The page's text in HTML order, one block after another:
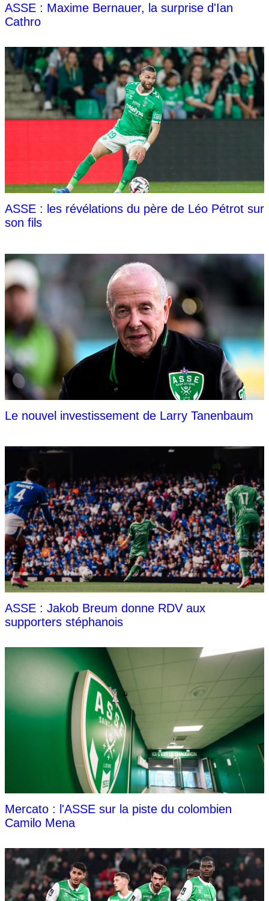
ASSE : Maxime Bernauer, la surprise d'Ian
Cathro
ASSE : les révélations du père de Léo Pétrot sur
son fils
Le nouvel investissement de Larry Tanenbaum
ASSE : Jakob Breum donne RDV aux
supporters stéphanois
Mercato : l'ASSE sur la piste du colombien
Camilo Mena